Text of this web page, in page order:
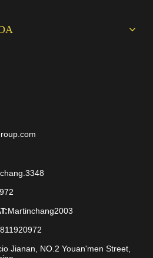
Martinchang2003
Jianan, NO.2 Youan'men Street,